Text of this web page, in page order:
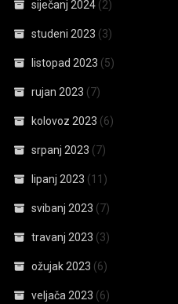
siječanj 2024 (2)
studeni 2023 (3)
listopad 2023 (5)
rujan 2023 (7)
kolovoz 2023 (6)
srpanj 2023 (7)
lipanj 2023 (11)
svibanj 2023 (7)
travanj 2023 (3)
ožujak 2023 (6)
veljača 2023 (6)